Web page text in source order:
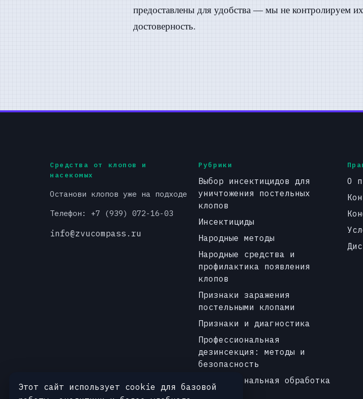
предоставлены для удобства — мы не контролируем
достоверность.
Средства от клопов и
насекомых
Останови клопов уже на подходе
Телефон: +7 (939) 072-16-03
info@zvucompass.ru
Рубрики
Выбор инсектицидов для
уничтожения постельных
клопов
Инсектициды
Народные методы
Народные средства и
профилактика появления
клопов
Признаки заражения
постельными клопами
Признаки и диагностика
Профессиональная
дезинсекция: методы и
безопасность
Профессиональная обработка
О
Этот сайт использует cookie для базовой